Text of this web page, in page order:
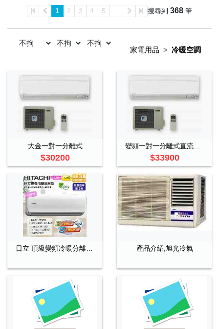
1 2 3 4 5 搜尋到 368 筆
家電用品 冷暖空調
大金一對一分離式
$30200 $33900
產品介紹,旭光冷氣